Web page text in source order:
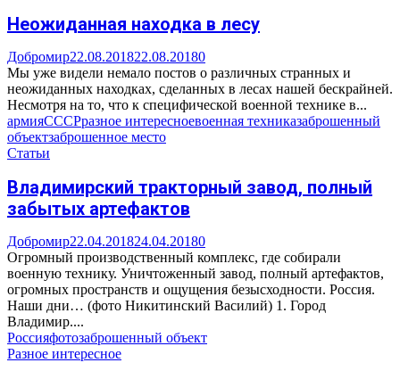
Неожиданная находка в лесу
Добромир22.08.201822.08.20180
Мы уже видели немало постов о различных странных и
неожиданных находках, сделанных в лесах нашей бескрайней.
Несмотря на то, что к специфической военной технике в...
армияСССРразное интересноевоенная техниказаброшенный
объектзаброшенное место
Статьи
Владимирский тракторный завод, полный
забытых артефактов
Добромир22.04.201824.04.20180
Огромный производственный комплекс, где собирали
военную технику. Уничтоженный завод, полный артефактов,
огромных пространств и ощущения безысходности. Россия.
Наши дни… (фото Никитинский Василий) 1. Город
Владимир....
Россияфотозаброшенный объект
Разное интересное